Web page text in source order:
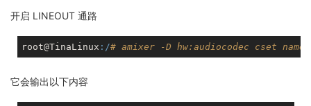
开启 LINEOUT 通路
root@TinaLinux :/# amixer -D hw:audiocodec cset
它会输出以下内容